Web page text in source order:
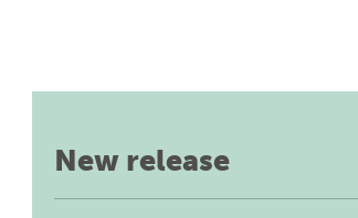
New release